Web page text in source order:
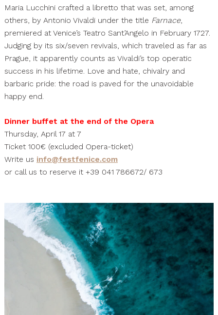
Maria Lucchini crafted a libretto that was set, among
others, by Antonio Vivaldi under the title Farnace,
premiered at Venice’s Teatro Sant’Angelo in February 1727.
Judging by its six/seven revivals, which traveled as far as
Prague, it apparently counts as Vivaldi’s top operatic
success in his lifetime. Love and hate, chivalry and
barbaric pride: the road is paved for the unavoidable
happy end.
Dinner buffet at the end of the Opera
Thursday, April 17 at 7
Ticket 100€ (excluded Opera-ticket)
Write us info@festfenice.com
or call us to reserve it +39 041 786672/ 673